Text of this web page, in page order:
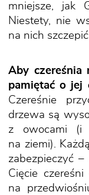
mniejsze, jak
Niestety, nie
na nich
Aby czereśnia
pamiętać o jej
Czereśnie
drzewa są
z owocami (i
na ziemi).
zabezpieczyć
Cięcie
na